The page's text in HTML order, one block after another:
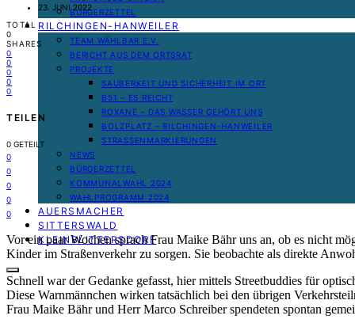
BÜRGERZETTEL
RILCHINGEN-HANWEILER
TEAM WÄHLBAR E.V.
BERICHT AUS DEM ORTSRAT
PROJEKTE
SAUBERKEIT UND SICHERHEIT IM ORT
B51 – ES REICHT
ROXANE – DAS WASSER GEHÖRT UNS
BOLZPLATZ – RILCHINGEN-HANWEILER
STRASSENMARKIERUNGEN
NEWS
BÜRGERZETTEL
KOMMUNALWAHL 2024
WAHLPROGRAMM 2024
AUERSMACHER
SITTERSWALD
KLEINBLITTERSDORF
23. JUNI 2022
TOTAL
0
SHARES
0
0
0
0
0
TEILEN
0 GETEILT
0
0
0
0
0
Vor ein paar Wochen sprach Frau Maike Bähr uns an, ob es nicht
Kinder im Straßenverkehr zu sorgen. Sie beobachte als direkte
Schnell war der Gedanke gefasst, hier mittels Streetbuddies für
Diese Warnmännchen wirken tatsächlich bei den übrigen
Frau Maike Bähr und Herr Marco Schreiber spendeten spontan